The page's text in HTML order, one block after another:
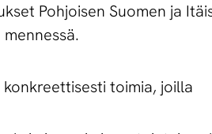
Pohjoisen Suomen ja
toimia, joilla